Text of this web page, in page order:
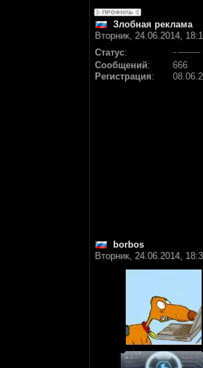
Злобная реклама
Вторник, 24.06.2014,
Статус:
Сообщений:
666
Регистрация:
borbos
Вторник, 24.06.2014,